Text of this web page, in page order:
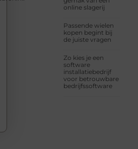
online slagerij
Passende wielen
kopen begint bij
de juiste vragen
Zo kies je een
software
installatiebedrijf
voor betrouwbare
bedrijfssoftware